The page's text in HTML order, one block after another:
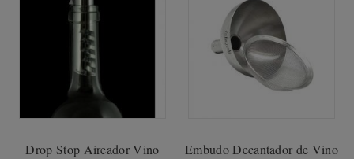
Drop Stop Aireador Vino Embudo Decantador de Vino